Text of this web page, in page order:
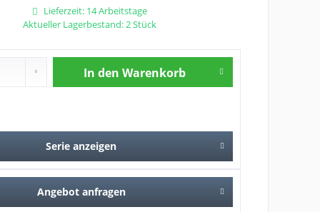
Lieferzeit: 14 Arbeitstage
Aktueller Lagerbestand: 2 Stück
In den Warenkorb
Serie anzeigen
Angebot anfragen